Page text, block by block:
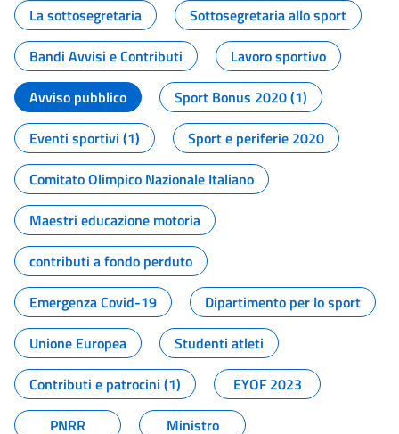
La sottosegretaria
Sottosegretaria allo sport
Bandi Avvisi e Contributi
Lavoro sportivo
Avviso pubblico
Sport Bonus 2020 (1)
Eventi sportivi (1)
Sport e periferie 2020
Comitato Olimpico Nazionale Italiano
Maestri educazione motoria
contributi a fondo perduto
Emergenza Covid-19
Dipartimento per lo sport
Unione Europea
Studenti atleti
Contributi e patrocini (1)
EYOF 2023
PNRR
Ministro